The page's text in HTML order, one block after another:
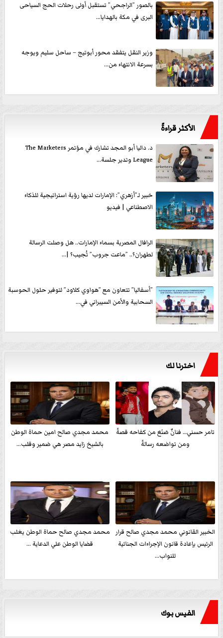
بالصور ”الراجحي” تستقبل أولى رحلات الحج السياحى
البرى في مكة بالهدايا...
وزير النقل يتفقد محور أبوتيج – ساحل سليم ويوجه
بسرعة الانتهاء من...
الأكثر قراءةً
د. داليا أبو المجد تشارك في مؤتمر The Marketers
League وتدير جلسة...
خبير لـ”أزهري”: الإمارات لديها رؤية استراتيجية للذكاء
الاصطناعي | فيديو
الرافال المصرية بسماء الإمارات.. هل وصلت الرسالة
لطهران؟.. ”ماعت جروب” تُجيب؟ |...
”أسفاليا” تتعاون مع ”هواوي كلاود” لتوفير حلول الحوسبة
السحابية والأمن السيبراني في...
اخترنا لك
تامر حسني… فنانٌ صَنَعَ من كفاحه قصةً
ومن تواضعه رسالةً
محمد مجدي صالح امين حماة الوطن
بالشيخ زايد مصر هي ضمير وقلب...
الخبير القانوني محمد مجدي صالح قرار
الرئيس بإعادة قانون الإجراءات الجنائية
للنواب...
محمد مجدي صالح حماة الوطن يغلب
قضايا الوطن علي الدعاية ...
الفيس بوك